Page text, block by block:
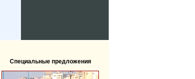
Специальные предложения